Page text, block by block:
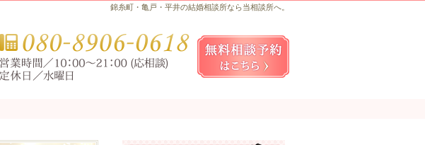
錦糸町・亀戸・平井の結婚相談所なら当相談所へ。
お気軽にお問合せ・ご相談ください